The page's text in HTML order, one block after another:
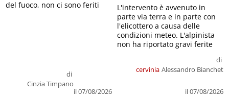
di
Cinzia Timpano
il 07/08/2026
del fuoco, non ci sono feriti
cervinia
di
Alessandro Bianchet
il 07/08/2026
L'intervento è avvenuto in
parte via terra e in parte con
l'elicottero a causa delle
condizioni meteo. L'alpinista
non ha riportato gravi ferite